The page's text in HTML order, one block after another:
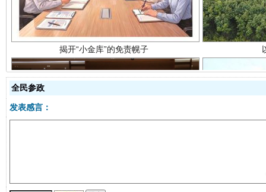
全民参政
发表感言：